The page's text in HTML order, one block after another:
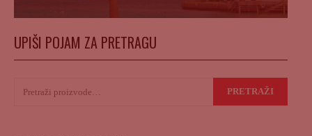
UPIŠI POJAM ZA PRETRAGU
PRETRAŽI